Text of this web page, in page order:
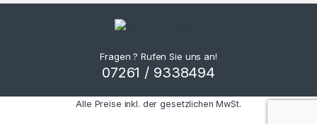
Fragen ? Rufen Sie uns an!
07261 / 9338494
Alle Preise inkl. der gesetzlichen MwSt.